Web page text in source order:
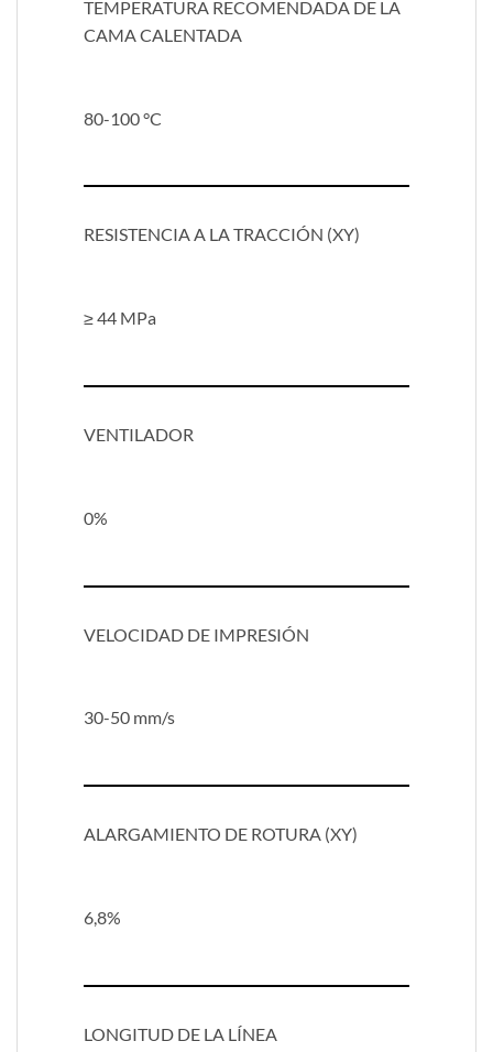
TEMPERATURA RECOMENDADA DE LA
CAMA CALENTADA
80-100 °C
RESISTENCIA A LA TRACCIÓN (XY)
≥ 44 MPa
VENTILADOR
0%
VELOCIDAD DE IMPRESIÓN
30-50 mm/s
ALARGAMIENTO DE ROTURA (XY)
6,8%
LONGITUD DE LA LÍNEA